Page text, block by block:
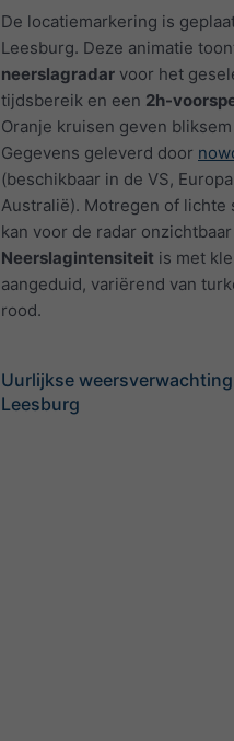
De locatiemarkering is
Leesburg. Deze animatie
neerslagradar voor het
tijdsbereik en een 2h-
Oranje kruisen geven bliksem
Gegevens geleverd door
(beschikbaar in de VS,
Australië). Motregen of lichte
kan voor de radar
Neerslagintensiteit is met
aangeduid, variërend van
rood.
Uurlijkse
Leesburg